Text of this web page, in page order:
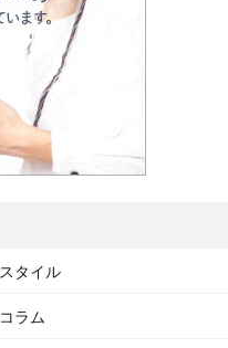
スタイル
コラム